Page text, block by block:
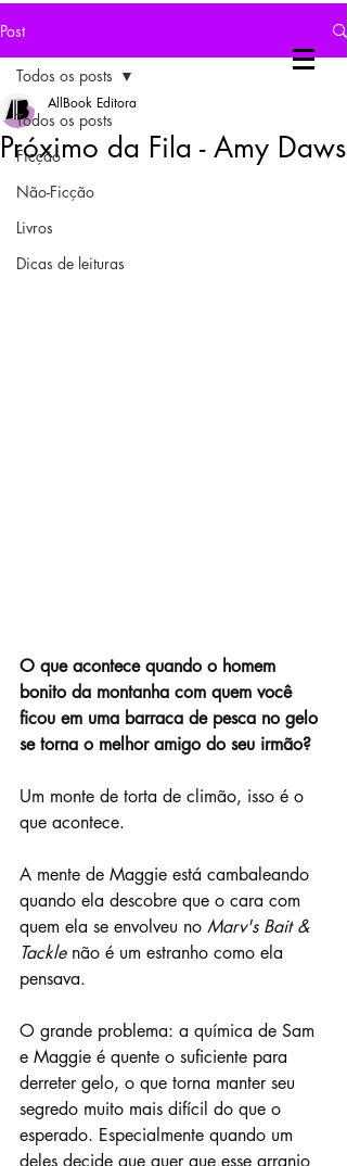
Post
Todos os posts
Ficção
Não-Ficção
Livros
Dicas de leituras
Todos os posts
Próximo da Fila - Amy Daws
AllBook Editora
O que acontece quando o homem
bonito da montanha com quem você
ficou em uma barraca de pesca no gelo
se torna o melhor amigo do seu irmão?
Um monte de torta de climão, isso é o
que acontece.
A mente de Maggie está cambaleando
quando ela descobre que o cara com
quem ela se envolveu no Marv's Bait &
Tackle não é um estranho como ela
pensava.
O grande problema: a química de Sam
e Maggie é quente o suficiente para
derreter gelo, o que torna manter seu
segredo muito mais difícil do que o
esperado. Especialmente quando um
deles decide que quer que esse arranjo